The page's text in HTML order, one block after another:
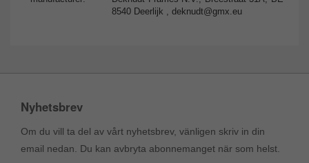
8540 Deerlijk , deknudt@gmx.eu
Nyhetsbrev
Om du vill ta del av vårt nyhetsbrev, vänligen skriv in din
email nedan. Du kan avbryta abonnemanget när som helst.